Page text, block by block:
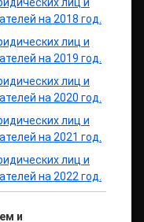
на 2018 год.
лиц и
на 2019 год.
лиц и
на 2020 год.
лиц и
на 2021 год.
лиц и
на 2022 год.
и